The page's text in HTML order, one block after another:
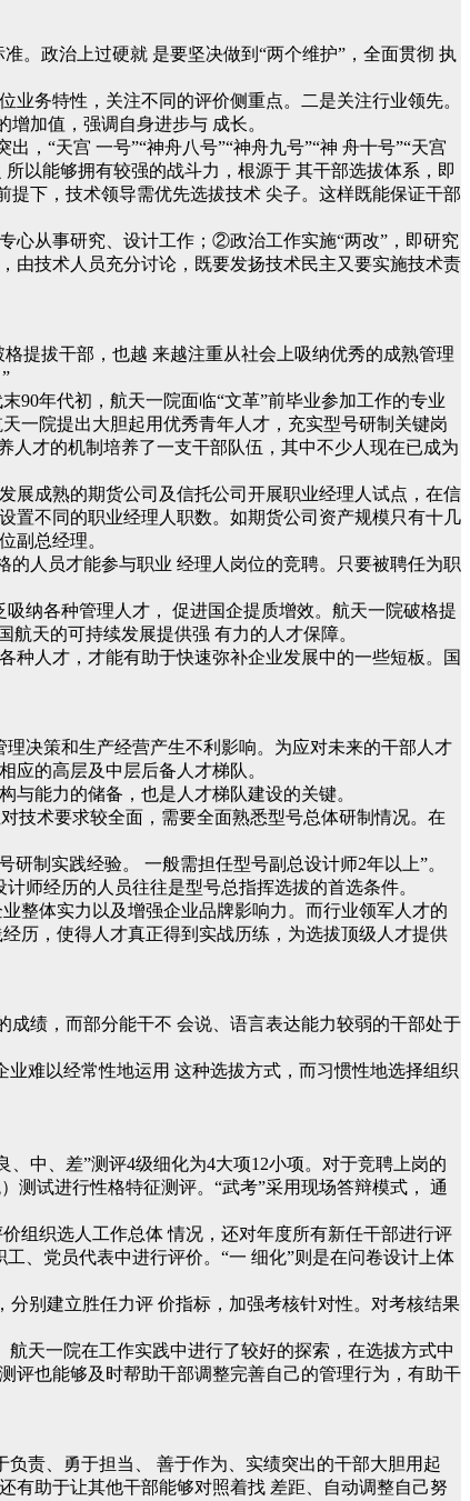
。政治上过硬就 是要坚决做到“两个维护”，全面贯彻 执
务特性，关注不同的评价侧重点。二是关注行业领先。
加值，强调自身进步与 成长。
，“天宫 一号”“神舟八号”“神舟九号”“神 舟十号”“天宫
以能够拥有较强的战斗力，根源于 其干部选拔体系，即
下，技术领导需优先选拔技术 尖子。这样既能保证干部
心从事研究、设计工作；②政治工作实施“两改”，即研究
由技术人员充分讨论，既要发扬技术民主又要实施技术责
提拔干部，也越 来越注重从社会上吸纳优秀的成熟管理
90年代初，航天一院面临“文革”前毕业参加工作的专业
一院提出大胆起用优秀青年人才，充实型号研制关键岗
人才的机制培养了一支干部队伍，其中不少人现在已成为
展成熟的期货公司及信托公司开展职业经理人试点，在信
置不同的职业经理人职数。如期货公司资产规模只有十几
副总经理。
人员才能参与职业 经理人岗位的竞聘。只要被聘任为职
纳各种管理人才， 促进国企提质增效。航天一院破格提
天的可持续发展提供强 有力的人才保障。
种人才，才能有助于快速弥补企业发展中的一些短板。国
理决策和生产经营产生不利影响。为应对未来的干部人才
应的高层及中层后备人才梯队。
能力的储备，也是人才梯队建设的关键。
技术要求较全面，需要全面熟悉型号总体研制情况。在
制实践经验。 一般需担任型号副总设计师2年以上”。
师经历的人员往往是型号总指挥选拔的首选条件。
整体实力以及增强企业品牌影响力。而行业领军人才的
历，使得人才真正得到实战历练，为选拔顶级人才提供
绩，而部分能干不 会说、语言表达能力较弱的干部处于
难以经常性地运用 这种选拔方式，而习惯性地选择组织
中、差”测评4级细化为4大项12小项。对于竞聘上岗的
测试进行性格特征测评。“武考”采用现场答辩模式， 通
组织选人工作总体 情况，还对年度所有新任干部进行评
、党员代表中进行评价。“一 细化”则是在问卷设计上体
别建立胜任力评 价指标，加强考核针对性。对考核结果
天一院在工作实践中进行了较好的探索，在选拔方式中
评也能够及时帮助干部调整完善自己的管理行为，有助干
责、勇于担当、 善于作为、实绩突出的干部大胆用起
有助于让其他干部能够对照着找 差距、自动调整自己努